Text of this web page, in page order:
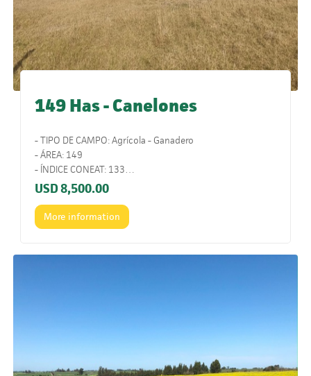
149 Has - Canelones
- TIPO DE CAMPO: Agrícola - Ganadero
- ÁREA: 149
- ÍNDICE CONEAT: 133
- UBICACIÓN: Sobre ruta 88.
- COMENTARIOS: Es un campo con un muy buen
potencial y excelente ubicación.
USD8,500.00
More information